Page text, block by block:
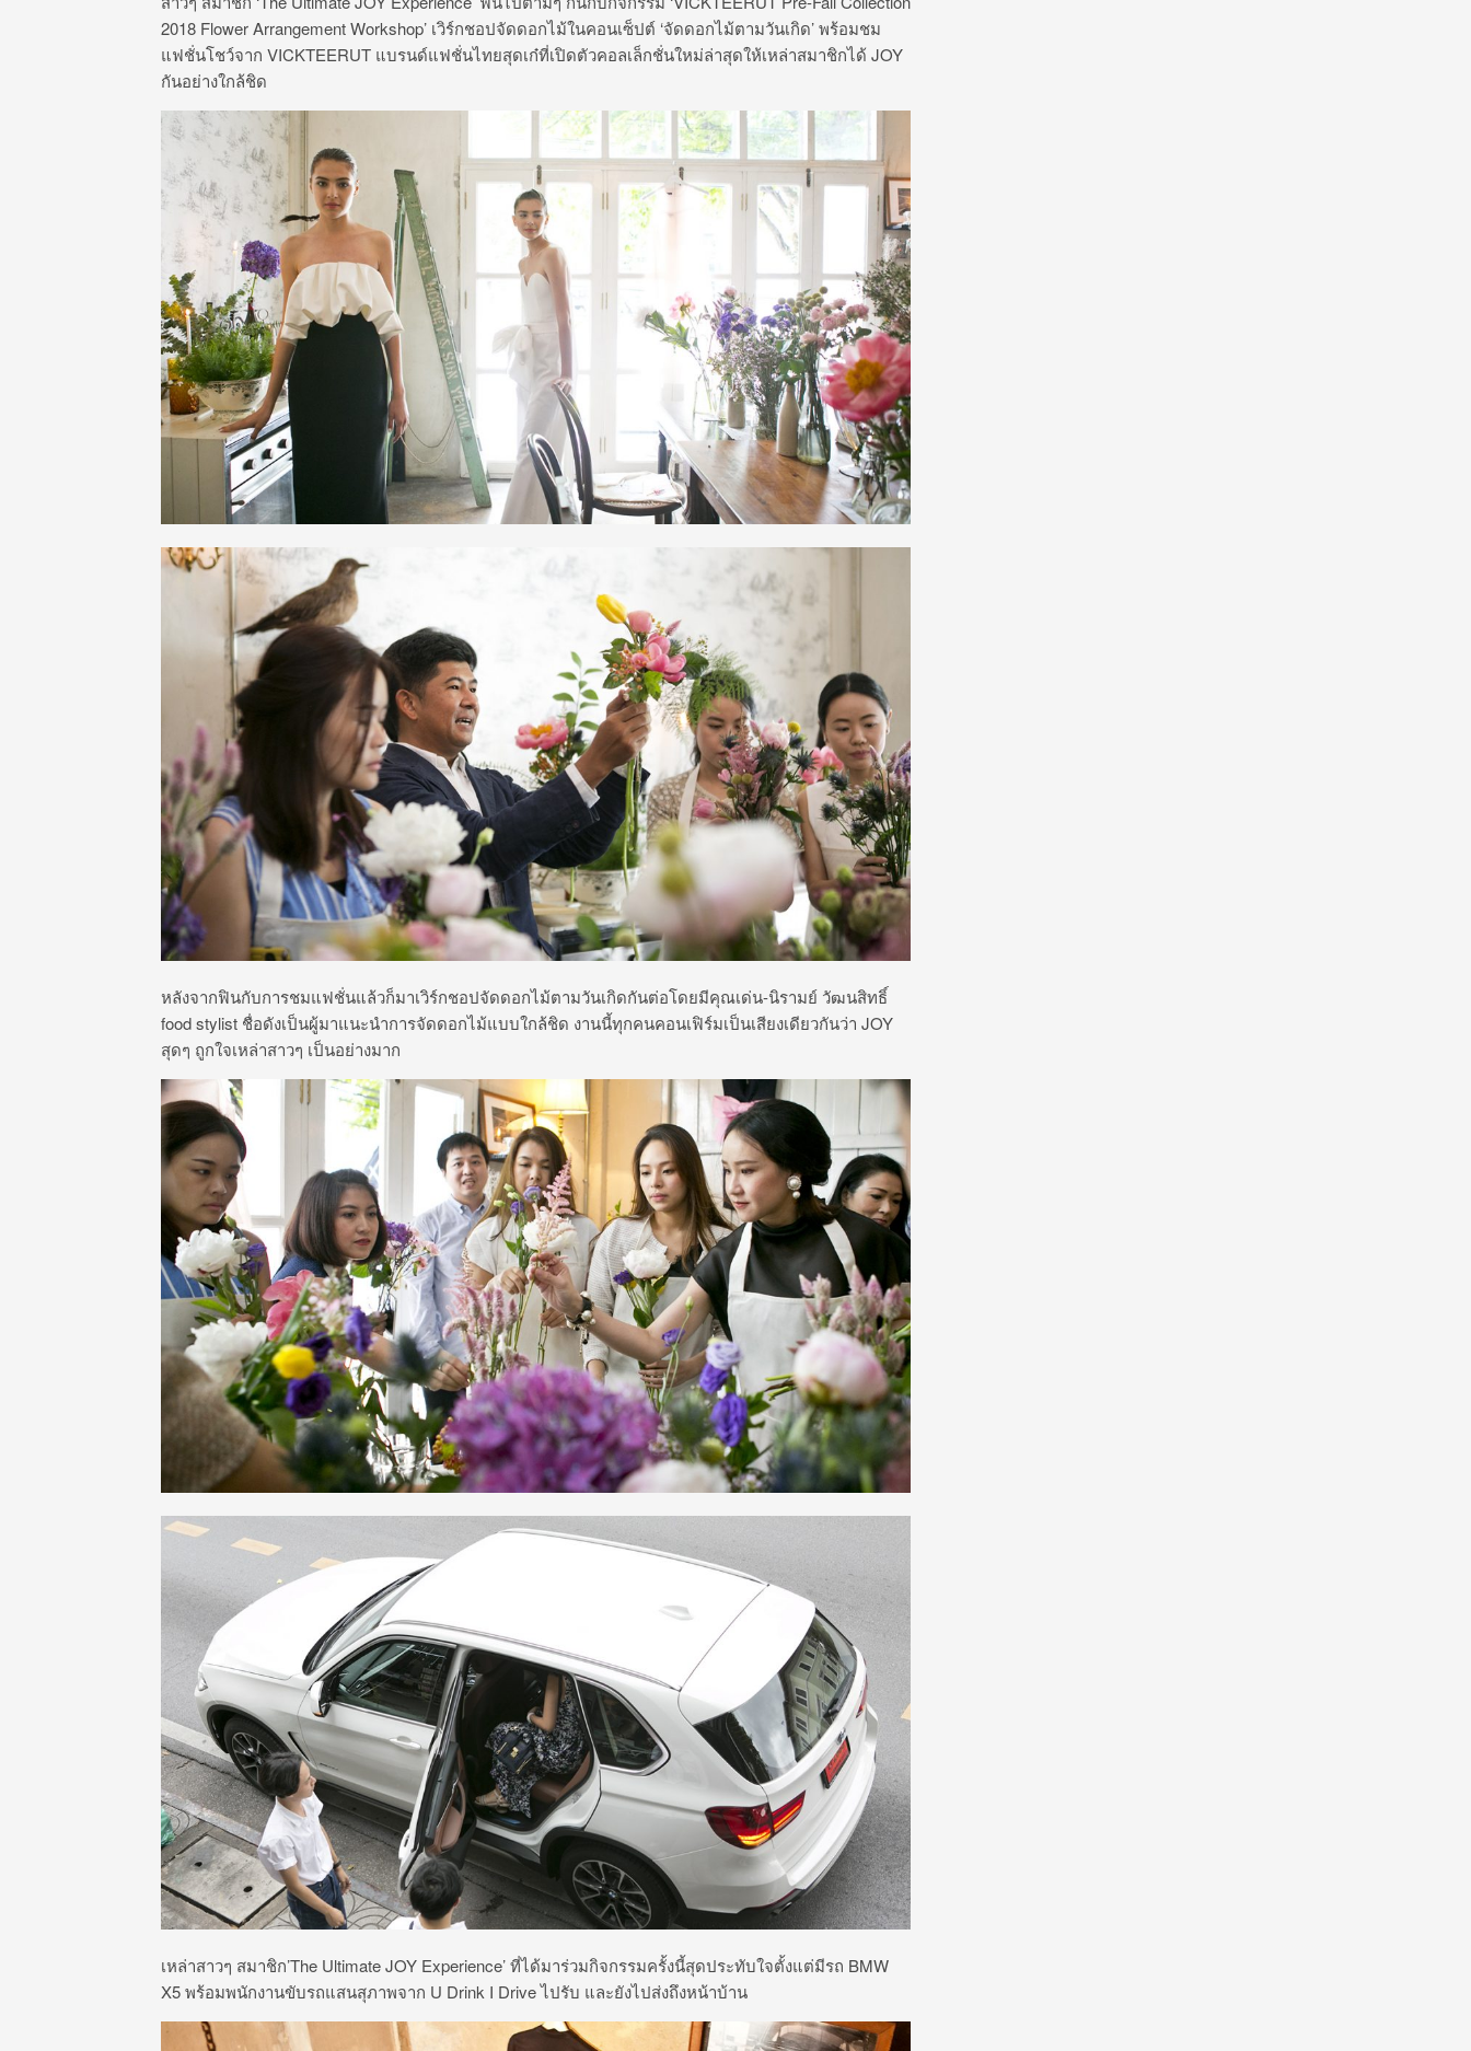
2018 Flower Arrangement Workshop’ เวิร์กชอปจัดดอกไม้ในคอนเซ็ปต์ ‘จัดดอกไม้ตามวันเกิด’ พร้อมชม
แฟชั่นโชว์จาก VICKTEERUT แบรนด์แฟชั่นไทยสุดเก๋ที่เปิดตัวคอลเล็กชั่นใหม่ล่าสุดให้เหล่าสมาชิกได้ JOY
กันอย่างใกล้ชิด
หลังจากฟินกับการชมแฟชั่นแล้วก็มาเวิร์กชอปจัดดอกไม้ตามวันเกิดกันต่อโดยมีคุณเด่น-นิรามย์ วัฒนสิทธิ์
food stylist ชื่อดังเป็นผู้มาแนะนำการจัดดอกไม้แบบใกล้ชิด งานนี้ทุกคนคอนเฟิร์มเป็นเสียงเดียวกันว่า JOY
สุดๆ ถูกใจเหล่าสาวๆ เป็นอย่างมาก
เหล่าสาวๆ สมาชิก’The Ultimate JOY Experience’ ที่ได้มาร่วมกิจกรรมครั้งนี้สุดประทับใจตั้งแต่มีรถ BMW
X5 พร้อมพนักงานขับรถแสนสุภาพจาก U Drink I Drive ไปรับ และยังไปส่งถึงหน้าบ้าน